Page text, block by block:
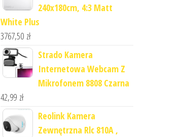
240x180cm, 4:3 Matt
White Plus
3767,50 zł
Strado Kamera
Internetowa Webcam Z
Mikrofonem 8808 Czarna
42,99 zł
Reolink Kamera
Zewnętrzna Rlc 810A ,